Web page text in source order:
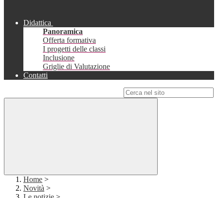
Didattica
Panoramica
Offerta formativa
I progetti delle classi
Inclusione
Griglie di Valutazione
Contatti
Home >
Novità >